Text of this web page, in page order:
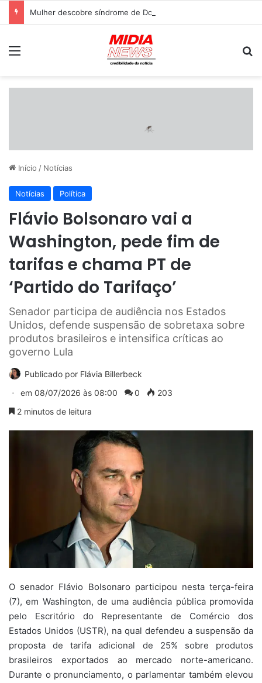
Início / Notícias
Notícias Política
Flávio Bolsonaro vai a
Washington, pede fim de
tarifas e chama PT de
‘Partido do Tarifaço’
Senador participa de audiência nos Estados
Unidos, defende suspensão de sobretaxa sobre
produtos brasileiros e intensifica críticas ao
governo Lula
Publicado por Flávia Billerbeck
em 08/07/2026 às 08:00 0
203
2 minutos de leitura
O senador Flávio Bolsonaro participou nesta terça-feira
(7), em Washington, de uma audiência pública promovida
pelo Escritório do Representante de Comércio dos
Estados Unidos (USTR), na qual defendeu a suspensão da
proposta de tarifa adicional de 25% sobre produtos
brasileiros exportados ao mercado norte-americano.
Durante o pronunciamento, o parlamentar também elevou